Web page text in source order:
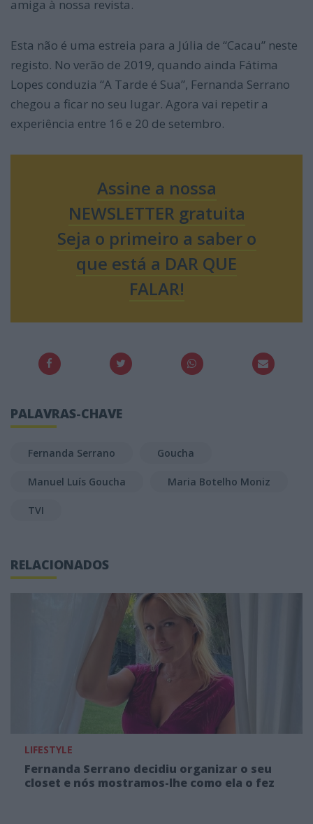
amiga à nossa revista.
Esta não é uma estreia para a Júlia de “Cacau” neste
registo. No verão de 2019, quando ainda Fátima
Lopes conduzia “A Tarde é Sua”, Fernanda Serrano
chegou a ficar no seu lugar. Agora vai repetir a
experiência entre 16 e 20 de setembro.
Assine a nossa
NEWSLETTER gratuita
Seja o primeiro a saber o
que está a DAR QUE
FALAR!
PALAVRAS-CHAVE
Fernanda Serrano Goucha
Manuel Luís Goucha Maria Botelho Moniz
TVI
RELACIONADOS
LIFESTYLE
Fernanda Serrano decidiu organizar o seu
closet e nós mostramos-lhe como ela o fez